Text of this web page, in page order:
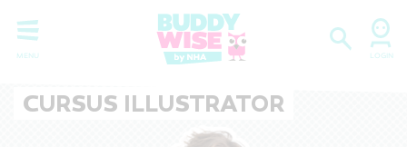
CURSUS ILLUSTRATOR